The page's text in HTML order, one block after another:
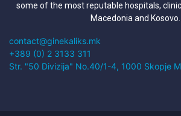
some of the most reputable hospitals,
Macedonia and Kosovo.
contact@ginekaliks.mk
+389 (0) 2 3133 311
Str. "50 Divizija" No.40/1-4, 1000 Skopje